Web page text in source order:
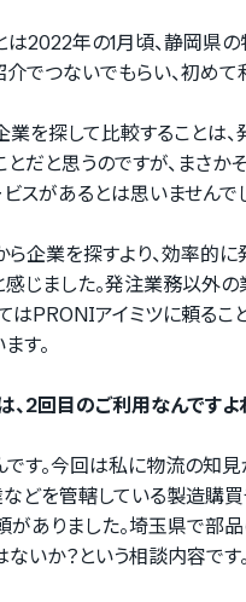
は2022年の1月頃、静岡県
介でつないでもらい、初めて
業を探して比較することは
だと思うのですが、まさか
スがあるとは思いませんで
ら企業を探すより、効率的
感じました。発注業務以外
はPRONIアイミツに頼るこ
す。
2回目のご利用なんですよ
です。今回は私に物流の知
などを管轄している製造購
がありました。埼玉県で部
いか？という相談内容です。